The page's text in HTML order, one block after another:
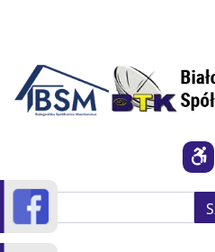
Szukaj